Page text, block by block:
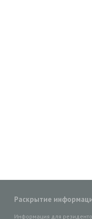
Раскрытие
Информация для